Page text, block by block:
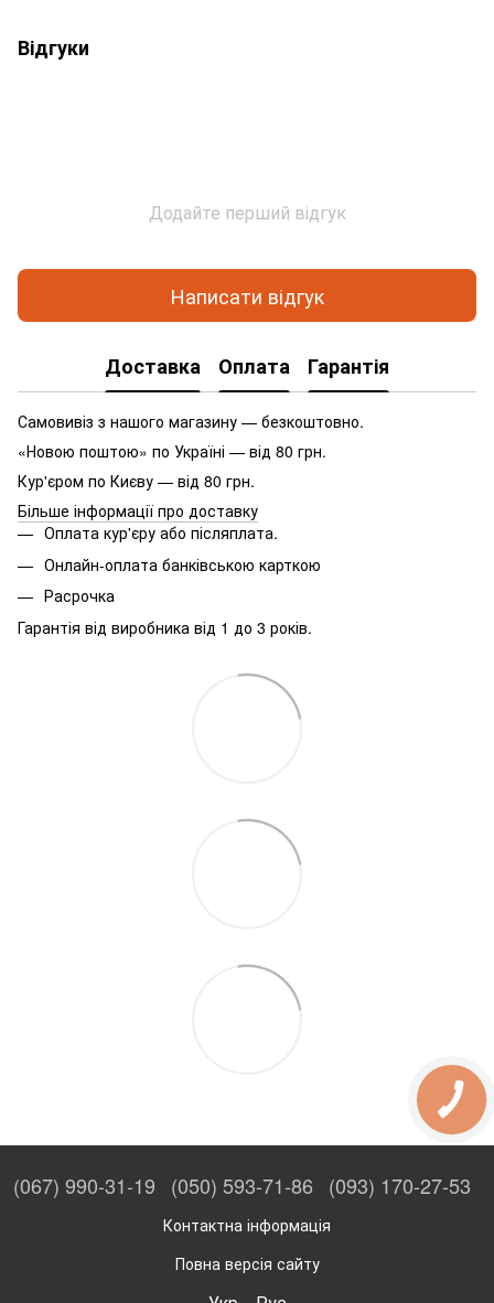
Відгуки
Додайте перший відгук
Написати відгук
Доставка Оплата Гарантія
Самовивіз з нашого магазину — безкоштовно.
«Новою поштою» по Україні — від 80 грн.
Кур'єром по Києву — від 80 грн.
Більше інформації про доставку
Оплата кур'єру або післяплата.
Онлайн-оплата банківською карткою
Расрочка
Гарантія від виробника від 1 до 3 років.
(067) 990-31-19 (050) 593-71-86 (093) 170-27-53
Контактна інформація
Повна версія сайту